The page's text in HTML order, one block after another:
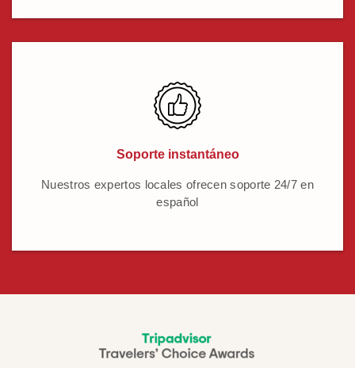
Soporte instantáneo
Nuestros expertos locales ofrecen soporte 24/7 en
español